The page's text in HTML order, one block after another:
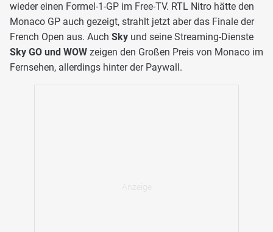
wieder einen Formel-1-GP im Free-TV. RTL Nitro hätte den
Monaco GP auch gezeigt, strahlt jetzt aber das Finale der
French Open aus. Auch Sky und seine Streaming-Dienste
Sky GO und WOW zeigen den Großen Preis von Monaco im
Fernsehen, allerdings hinter der Paywall.